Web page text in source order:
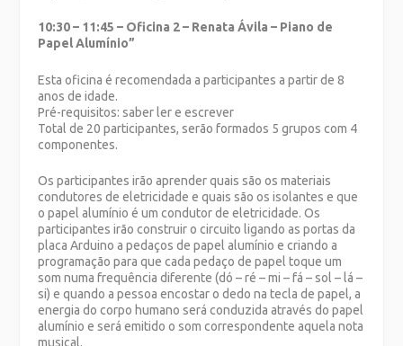
10:30 – 11:45 – Oficina 2 – Renata Ávila – Piano de
Papel Alumínio”
Esta oficina é recomendada a participantes a partir de 8
anos de idade.
Pré-requisitos: saber ler e escrever
Total de 20 participantes, serão formados 5 grupos com 4
componentes.
Os participantes irão aprender quais são os materiais
condutores de eletricidade e quais são os isolantes e que
o papel alumínio é um condutor de eletricidade. Os
participantes irão construir o circuito ligando as portas da
placa Arduino a pedaços de papel alumínio e criando a
programação para que cada pedaço de papel toque um
som numa frequência diferente (dó – ré – mi – fá – sol – lá –
si) e quando a pessoa encostar o dedo na tecla de papel, a
energia do corpo humano será conduzida através do papel
alumínio e será emitido o som correspondente aquela nota
musical.